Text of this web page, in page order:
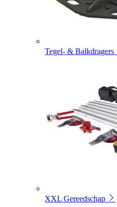
Tegel- & Balkdragers
XXL Gereedschap